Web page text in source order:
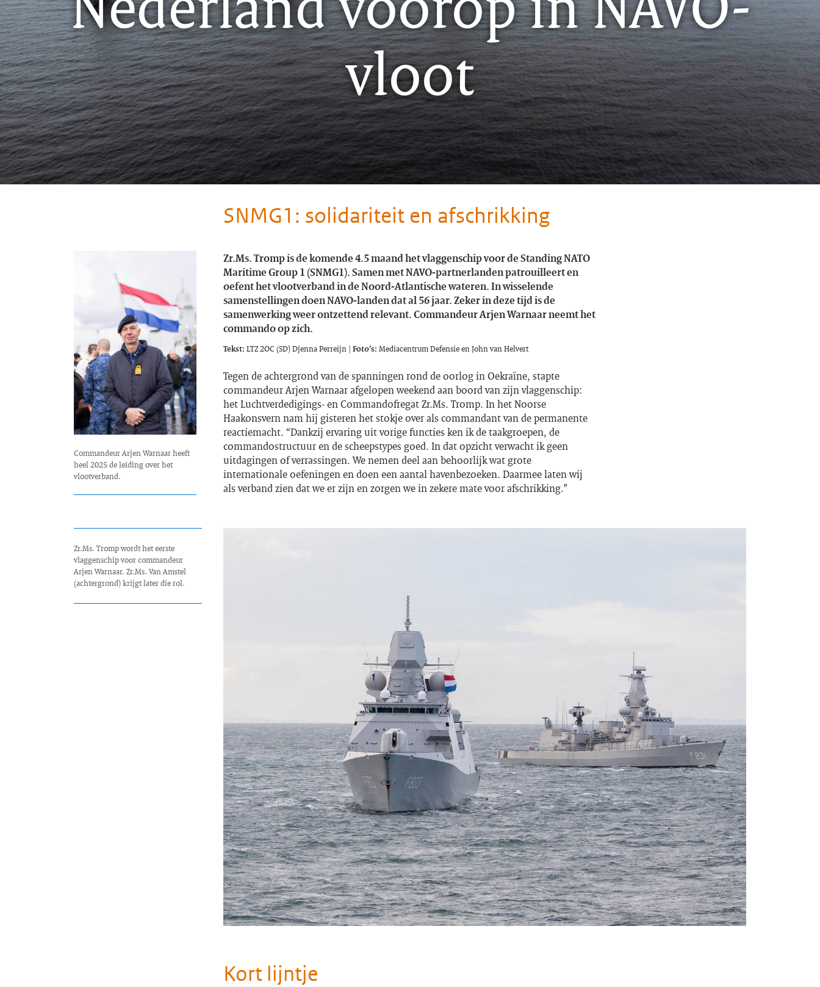
vloot
SNMG1: solidariteit en afschrikking
Commandeur Arjen Warnaar heeft
heel 2025 de leiding over het
vlootverband.
Zr.Ms. Tromp is de komende 4.5 maand het vlaggenschip voor de Standing NATO
Maritime Group 1 (SNMG1). Samen met NAVO-partnerlanden patrouilleert en
oefent het vlootverband in de Noord-Atlantische wateren. In wisselende
samenstellingen doen NAVO-landen dat al 56 jaar. Zeker in deze tijd is de
samenwerking weer ontzettend relevant. Commandeur Arjen Warnaar neemt het
commando op zich.
Tekst: LTZ 2OC (SD) Djenna Perreijn | Foto’s: Mediacentrum Defensie en John van Helvert
Tegen de achtergrond van de spanningen rond de oorlog in Oekraïne, stapte
commandeur Arjen Warnaar afgelopen weekend aan boord van zijn vlaggenschip:
het Luchtverdedigings- en Commandofregat Zr.Ms. Tromp. In het Noorse
Haakonsvern nam hij gisteren het stokje over als commandant van de permanente
reactiemacht. “Dankzij ervaring uit vorige functies ken ik de taakgroepen, de
commandostructuur en de scheepstypes goed. In dat opzicht verwacht ik geen
uitdagingen of verrassingen. We nemen deel aan behoorlijk wat grote
internationale oefeningen en doen een aantal havenbezoeken. Daarmee laten wij
als verband zien dat we er zijn en zorgen we in zekere mate voor afschrikking.”
Zr.Ms. Tromp wordt het eerste
vlaggenschip voor commandeur
Arjen Warnaar. Zr.Ms. Van Amstel
(achtergrond) krijgt later die rol.
Kort lijntje